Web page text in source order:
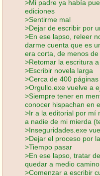
>Mi padre ya había
ediciones
>Sentirme mal
>Dejar de escribir por
>En ese lapso, releer
darme cuenta que es
era corta, de menos
>Retomar la escritura
>Escribir novela larga
>Cerca de 400 páginas
>Orgullo.exe vuelve a
>Siempre tener en
conocer hispachan en
>Ir a la editorial por mí
a nadie de mi mierda
>Inseguridades.exe
>Dejar el proceso por
>Tiempo pasar
>En ese lapso, tratar
quedar a medio camino
>Comenzar a escribir